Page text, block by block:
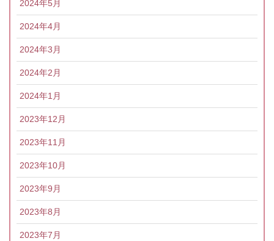
2024年5月
2024年4月
2024年3月
2024年2月
2024年1月
2023年12月
2023年11月
2023年10月
2023年9月
2023年8月
2023年7月